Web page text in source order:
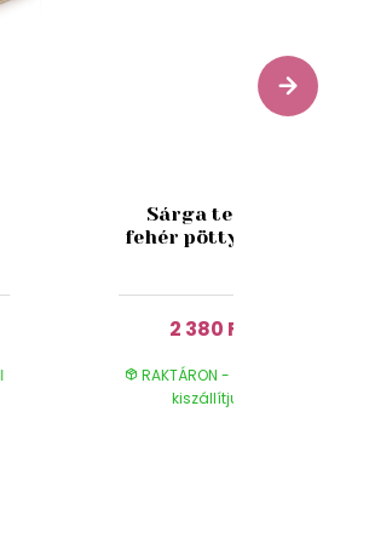
Sárga terítő
fehér pöttyökkel
2 380 Ft
RAKTÁRON - azonnal
kiszállítjuk